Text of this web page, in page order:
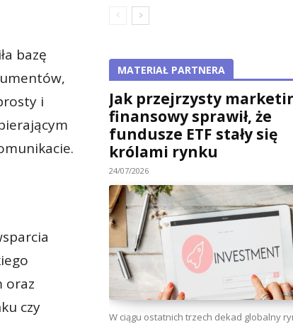
bazę
i
oraz
czy
MATERIAŁ PARTNERA
Jak przejrzysty
finansowy sprawił, że
fundusze ETF stały się
królami rynku
24/07/2026
W ciągu ostatnich trzech dekad globalny